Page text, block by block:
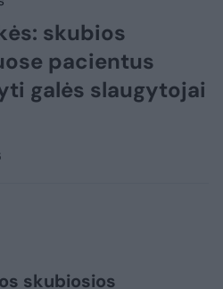
skubios
pacientus
galės slaugytojai
skubiosios